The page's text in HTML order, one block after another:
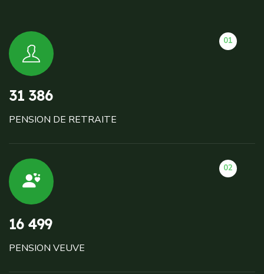
01
31 386
PENSION DE RETRAITE
02
16 499
PENSION VEUVE